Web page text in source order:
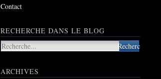
Contact
RECHERCHE DANS LE BLOG
ARCHIVES